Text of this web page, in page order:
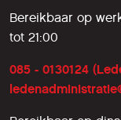
Bereikbaar op
tot 21:00
085 - 0130124